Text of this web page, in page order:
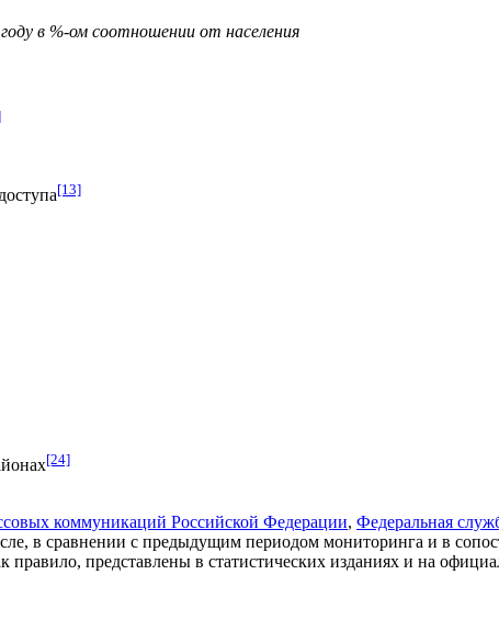
в %-ом соотношении от населения
[13]
[24]
коммуникаций Российской Федерации, Федеральная
в сравнении с предыдущим периодом мониторинга и в
представлены в статистических изданиях и на